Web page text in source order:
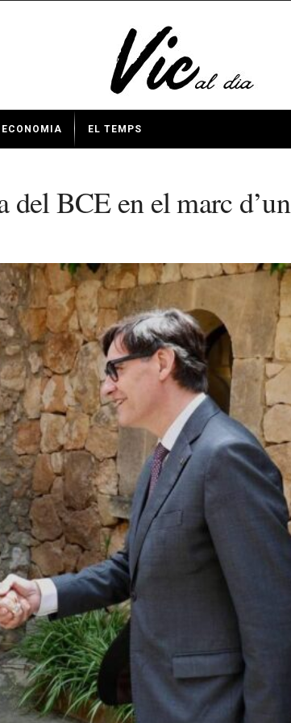
ECONOMIA EL TEMPS
BCE en el marc